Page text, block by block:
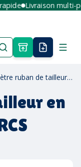
Livraison multi-
Mètre ruban de tailleur en plastique recyclé RCS
en